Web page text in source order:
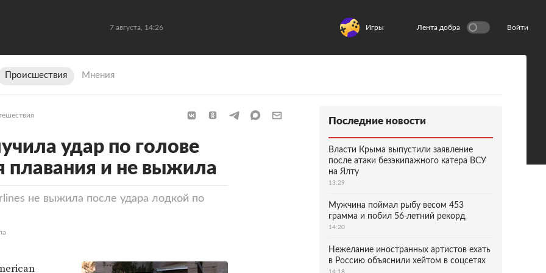
7 августа, 14:26 Игры Лента добра Войти
Происшествия Мнения
удар по голове
плавания и не выжила
не выжила после удара лодкой по
Последние новости
Власти Крыма выпустили заявление
после атаки безэкипажного катера ВСУ
на Ялту
13:29
Мужчина поймал рыбу весом 453
грамма и побил 56-летний рекорд
14:20
Нежелание иностранных артистов ехать
в Россию объяснили хейтом в соцсетях
14:18